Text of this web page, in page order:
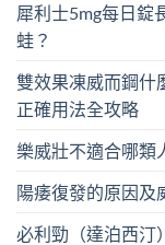
犀利士5mg每日錠
蛙？
雙效果凍威而鋼什
正確用法全攻略
樂威壯不適合哪類
陽痿復發的原因及
必利勁（達泊西汀